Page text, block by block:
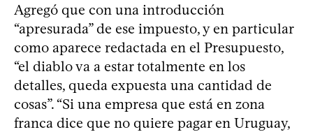
Agregó que con una introducción
“apresurada” de ese impuesto, y en particular
como aparece redactada en el Presupuesto,
“el diablo va a estar totalmente en los
detalles, queda expuesta una cantidad de
cosas”. “Si una empresa que está en zona
franca dice que no quiere pagar en Uruguay,